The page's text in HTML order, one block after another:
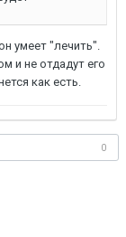
умеет "лечить".
и не отдадут его
как есть.
0